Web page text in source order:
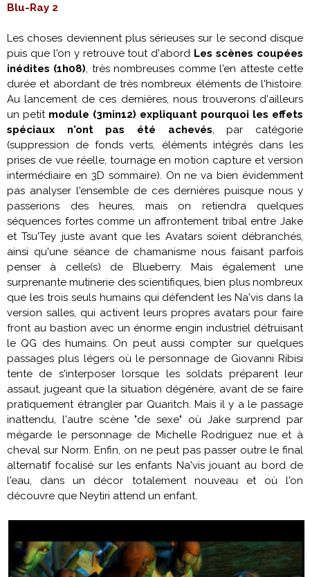
Blu-Ray 2
Les choses deviennent plus sérieuses sur le second disque
puis que l'on y retrouve tout d'abord Les scènes coupées
inédites (1h08) , très nombreuses comme l'en atteste cette
durée et abordant de très nombreux éléments de l'histoire.
Au lancement de ces dernières, nous trouverons d'ailleurs
un petit module (3min12) expliquant pourquoi les effets
spéciaux n'ont pas été achevés , par catégorie
(suppression de fonds verts, éléments intégrés dans les
prises de vue réelle, tournage en motion capture et version
intermédiaire en 3D sommaire). On ne va bien évidemment
pas analyser l'ensemble de ces dernières puisque nous y
passerions des heures, mais on retiendra quelques
séquences fortes comme un affrontement tribal entre Jake
et Tsu'Tey juste avant que les Avatars soient débranchés,
ainsi qu'une séance de chamanisme nous faisant parfois
penser à celle(s) de Blueberry. Mais également une
surprenante mutinerie des scientifiques, bien plus nombreux
que les trois seuls humains qui défendent les Na'vis dans la
version salles, qui activent leurs propres avatars pour faire
front au bastion avec un énorme engin industriel détruisant
le QG des humains. On peut aussi compter sur quelques
passages plus légers où le personnage de Giovanni Ribisi
tente de s'interposer lorsque les soldats préparent leur
assaut, jugeant que la situation dégénère, avant de se faire
pratiquement étrangler par Quaritch. Mais il y a le passage
inattendu, l'autre scène "de sexe" où Jake surprend par
mégarde le personnage de Michelle Rodriguez nue et à
cheval sur Norm. Enfin, on ne peut pas passer outre le final
alternatif focalisé sur les enfants Na'vis jouant au bord de
l'eau, dans un décor totalement nouveau et où l'on
découvre que Neytiri attend un enfant.